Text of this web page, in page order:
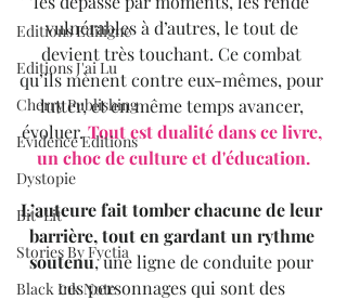
Editions Ediligne
Editions J'ai Lu
Cherry Publishing
Evidence Editions
Dystopie
Bit-Lit
Stories By Fyctia
Black Ink Note
vulnérables à d’autres, le tout de
devient très touchant. Ce combat
qu’ils mènent contre eux-mêmes, pour
lutter, et en même temps avancer,
évoluer. Tout est dualité dans ce livre,
un choc de culture et d'éducation.
L’auteure fait tomber chacune de leur
barrière, tout en gardant un rythme
soutenu, une ligne de conduite pour
ces personnages qui sont des